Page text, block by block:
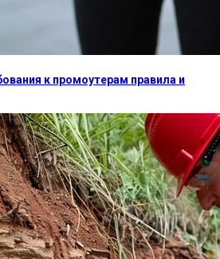
к промоутерам правила и